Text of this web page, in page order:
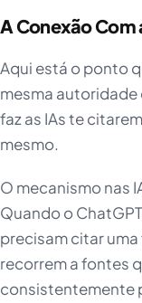
A Conexão Com
Aqui está o ponto
mesma autoridade
faz as IAs te
mesmo.
O mecanismo nas
Quando o
precisam citar
recorrem a fontes
consistentemente